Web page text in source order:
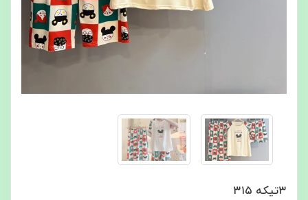
۳تیکه ۳۱۵